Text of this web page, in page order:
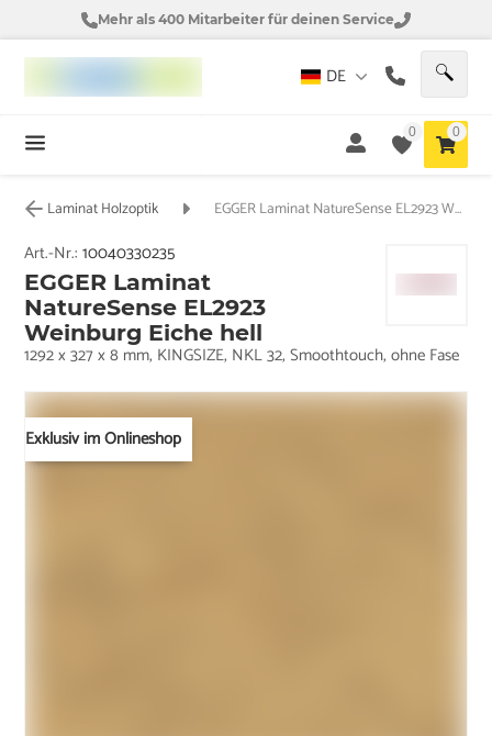
Mehr als 400 Mitarbeiter für deinen Service
DE
0 0
Laminat Holzoptik EGGER Laminat NatureSense EL2923 Weinburg Eiche hell
Exklusiv im Onlineshop
Art.-Nr.:10040330235
EGGER Laminat
NatureSense EL2923
Weinburg Eiche hell
1292 x 327 x 8 mm, KINGSIZE, NKL 32, Smoothtouch, ohne Fase